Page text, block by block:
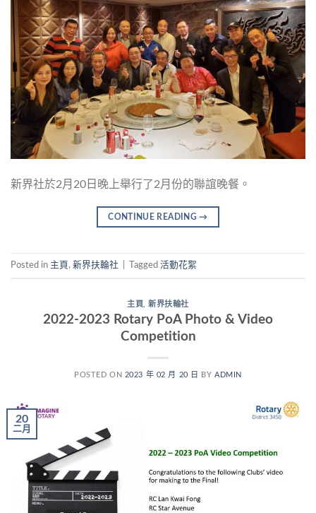
新界社於2月20日晚上舉行了2月份的聯誼晚餐。
CONTINUE READING→
Posted in 主頁 , 新界扶輪社 Tagged 活動花絮
主頁 ,新界扶輪社
2022-2023 Rotary PoA Photo & Video
Competition
POSTED ON 2023 年 02 月 20 日 BY ADMIN
20
二月